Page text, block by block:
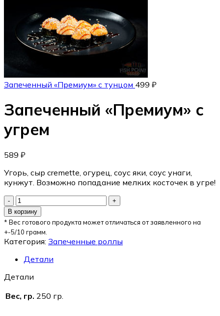
Запеченный «Премиум» с тунцом 499 ₽
Запеченный «Премиум» с
угрем
589 ₽
Угорь, сыр cremette, огурец, соус яки, соус унаги,
кунжут. Возможно попадание мелких косточек в угре!
В корзину
* Вес готового продукта может отличаться от заявленного на
+-5/10 грамм.
Категория: Запеченные роллы
Детали
Детали
Вес, гр. 250 гр.